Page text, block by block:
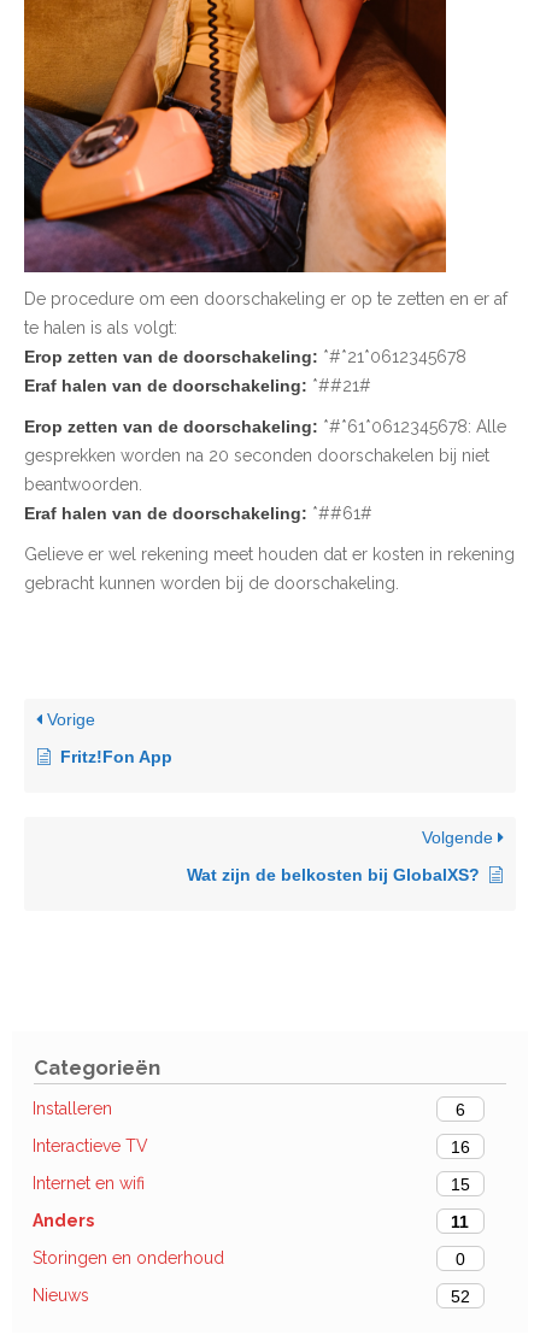
Categorieën
Installeren
6
Interactieve TV
16
Internet en wifi
15
Anders
11
Storingen en onderhoud
0
Nieuws
52
De procedure om een doorschakeling er op te zetten en er af
te halen is als volgt:
Erop zetten van de doorschakeling: *#*21*0612345678
Eraf halen van de doorschakeling: *##21#
Erop zetten van de doorschakeling: *#*61*0612345678: Alle
gesprekken worden na 20 seconden doorschakelen bij niet
beantwoorden.
Eraf halen van de doorschakeling: *##61#
Gelieve er wel rekening meet houden dat er kosten in rekening
gebracht kunnen worden bij de doorschakeling.
Vorige
Fritz!Fon App
Volgende
Wat zijn de belkosten bij GlobalXS?